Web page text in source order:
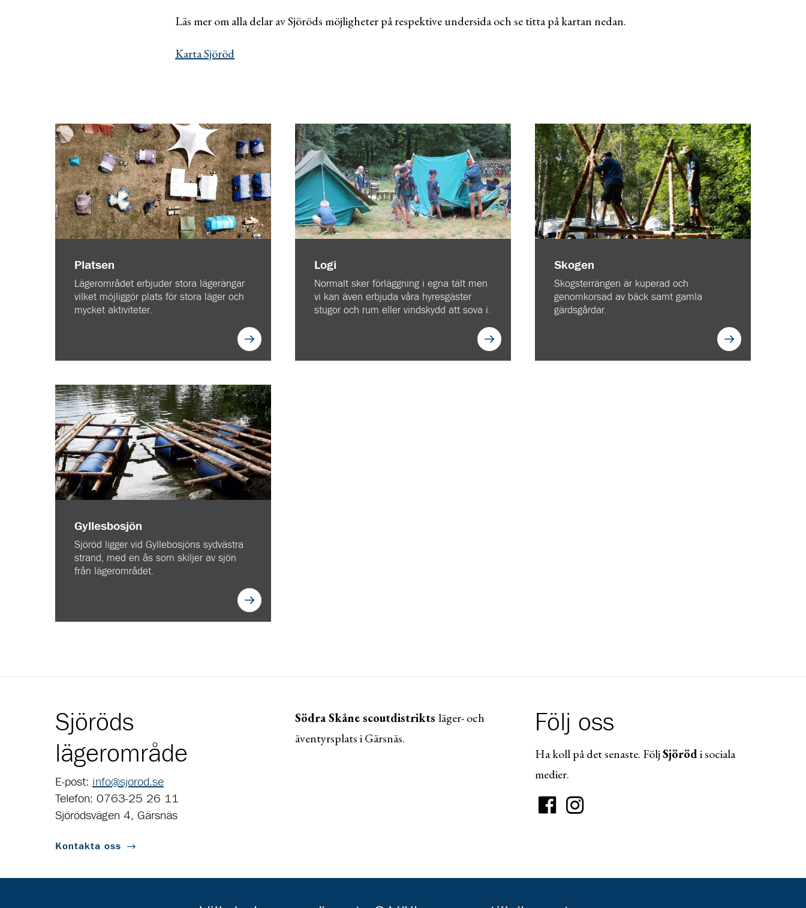
Läs mer om alla delar av Sjöröds möjligheter på respektive undersida och se titta på kartan nedan.
Karta Sjöröd
Platsen
Lägerområdet erbjuder stora lägerängar
vilket möjliggör plats för stora läger och
mycket aktiviteter.
Logi
Normalt sker förläggning i egna tält men
vi kan även erbjuda våra hyresgäster
stugor och rum eller vindskydd att sova i.
Skogen
Skogsterrängen är kuperad och
genomkorsad av bäck samt gamla
gärdsgårdar.
Gyllesbosjön
Sjöröd ligger vid Gyllebosjöns sydvästra
strand, med en ås som skiljer av sjön
från lägerområdet.
Sjöröds
lägerområde
E-post: info@sjorod.se
Telefon: 0763-25 26 11
Sjörödsvägen 4, Gärsnäs
Kontakta oss
Södra Skåne scoutdistrikts läger- och
äventyrsplats i Gärsnäs.
Följ oss
Ha koll på det senaste. FöljSjörödi sociala
medier.